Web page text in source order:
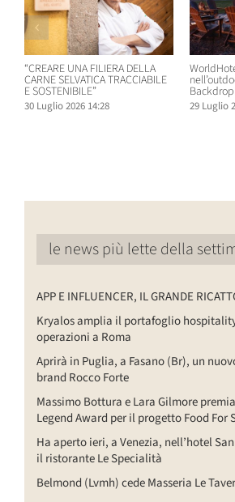
“CREARE UNA FILIERA DELLA
CARNE SELVATICA TRACCIABILE
E SOSTENIBILE”
30 Luglio 2026 14:28
Backdrop
29 Luglio
le news più lette della
APP E INFLUENCER, IL GRANDE
Kryalos amplia il portafoglio
operazioni a Roma
Aprirà in Puglia, a Fasano (Br), un
brand Rocco Forte
Massimo Bottura e Lara Gilmore
Legend Award per il progetto Food For
Ha aperto ieri, a Venezia, nell’hotel
il ristorante Le Specialità
Belmond (Lvmh) cede Masseria Le